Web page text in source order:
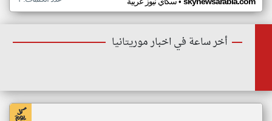
أخر ساعة في اخبار موريتانيا